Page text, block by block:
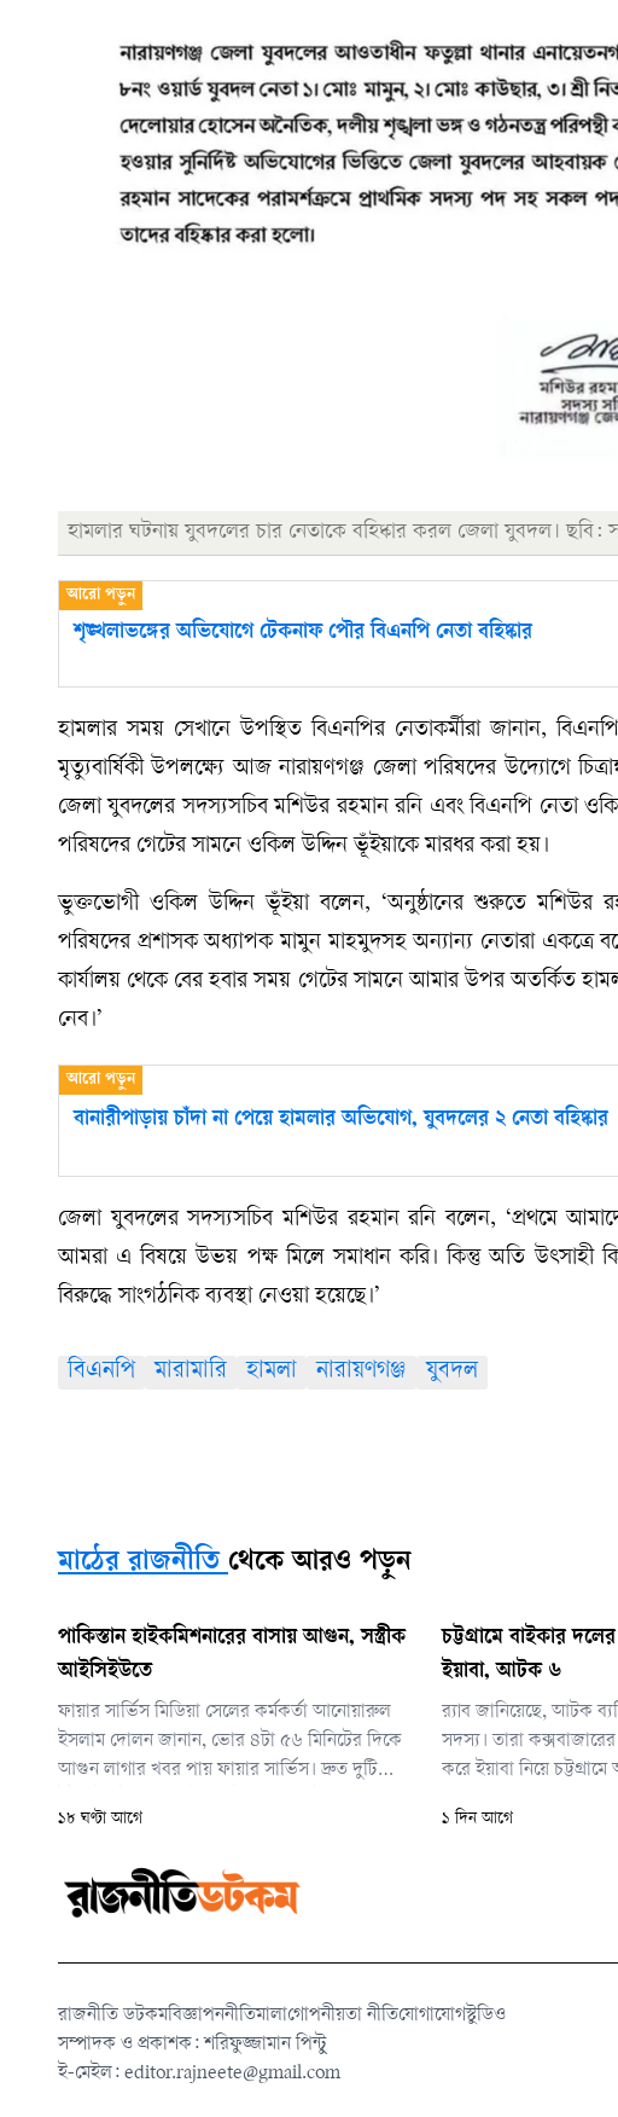
হামলার ঘটনায় যুবদলের চার নেতাকে বহিষ্কার করল জেলা যুবদল। ছবি:
শৃঙ্খলাভঙ্গের অভিযোগে টেকনাফ পৌর বিএনপি নেতা বহিষ্কার
হামলার সময় সেখানে উপস্থিত বিএনপির নেতাকর্মীরা জানান,
মৃত্যুবার্ষিকী উপলক্ষ্যে আজ নারায়ণগঞ্জ জেলা পরিষদের উদ্যোগে
জেলা যুবদলের সদস্যসচিব মশিউর রহমান রনি এবং বিএনপি নেতা
পরিষদের গেটের সামনে ওকিল উদ্দিন ভূঁইয়াকে মারধর করা হয়।
ভুক্তভোগী ওকিল উদ্দিন ভূঁইয়া বলেন, ‘অনুষ্ঠানের শুরুতে মশিউর
পরিষদের প্রশাসক অধ্যাপক মামুন মাহমুদসহ অন্যান্য নেতারা
কার্যালয় থেকে বের হবার সময় গেটের সামনে আমার উপর অতর্কিত
নেব।’
বানারীপাড়ায় চাঁদা না পেয়ে হামলার অভিযোগ, যুবদলের ২ নেতা বহিষ্কার
জেলা যুবদলের সদস্যসচিব মশিউর রহমান রনি বলেন, ‘প্রথমে
আমরা এ বিষয়ে উভয় পক্ষ মিলে সমাধান করি। কিন্তু অতি উৎসাহী
বিরুদ্ধে সাংগঠনিক ব্যবস্থা নেওয়া হয়েছে।’
বিএনপি মারামারি হামলা নারায়ণগঞ্জ যুবদল
মাঠের রাজনীতি থেকে আরও পড়ুন
পাকিস্তান হাইকমিশনারের বাসায় আগুন, সস্ত্রীক
আইসিইউতে
ফায়ার সার্ভিস মিডিয়া সেলের কর্মকর্তা আনোয়ারুল
ইসলাম দোলন জানান, ভোর ৪টা ৫৬ মিনিটের দিকে
আগুন লাগার খবর পায় ফায়ার সার্ভিস। দ্রুত দুটি
নিয়ন্ত্রণে আনে। আগুন পুরোপুরি নেভানো সম্ভব হয়
১৮ ঘণ্টা আগে
চট্টগ্রামে বাইকার
ইয়াবা, আটক ৬
র‌্যাব জানিয়েছে, আটক
সদস্য। তারা
করে ইয়াবা নিয়ে
পাচার করে আসছিলেন।
১ দিন আগে
রাজনীতি ডটকমবিজ্ঞাপননীতিমালাগোপনীয়তা নীতিযোগাযোগস্টুডিও
সম্পাদক ও প্রকাশক: শরিফুজ্জামান পিন্টু
ই-মেইল: editor.rajneete@gmail.com